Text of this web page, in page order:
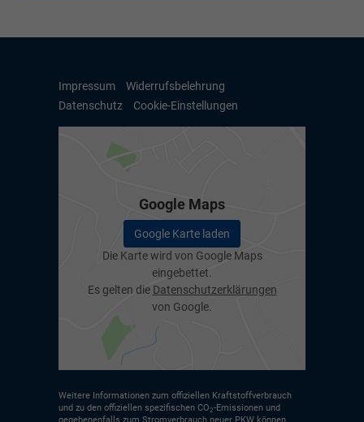
Impressum
Widerrufsbelehrung
Datenschutz
Cookie-Einstellungen
Google Maps
Google Karte laden
Die Karte wird von Google Maps
eingebettet.
Es gelten die Datenschutzerklärungen
von Google.
Weitere Informationen zum offiziellen Kraftstoffverbrauch
und zu den offiziellen spezifischen CO2-Emissionen und